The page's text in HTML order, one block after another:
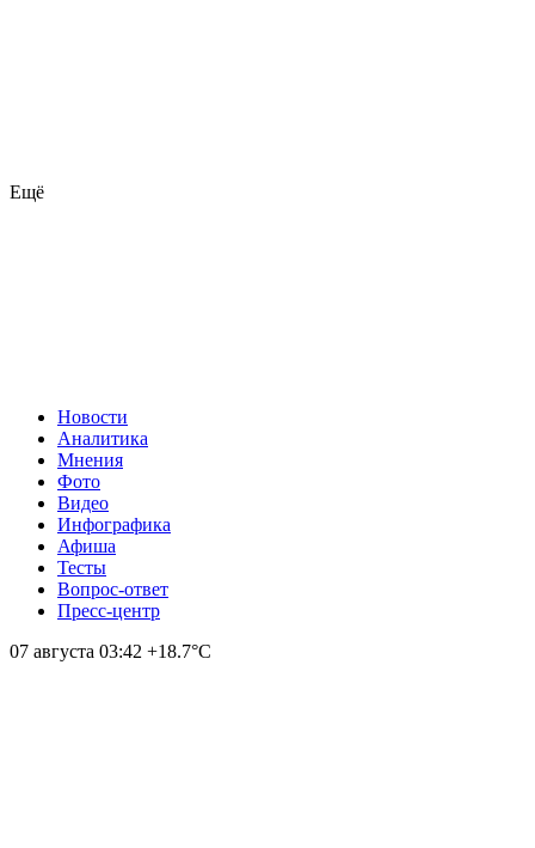
Ещё
Новости
Аналитика
Мнения
Фото
Видео
Инфографика
Афиша
Тесты
Вопрос-ответ
Пресс-центр
07 августа 03:42 +18.7°С